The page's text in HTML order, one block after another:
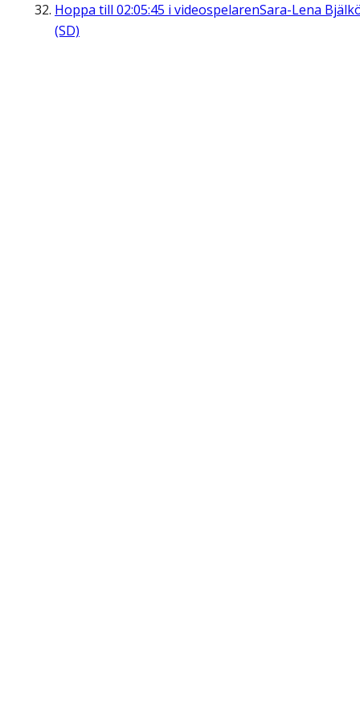
Hoppa till 02:05:45 i videospelarenSara-Lena
(SD)